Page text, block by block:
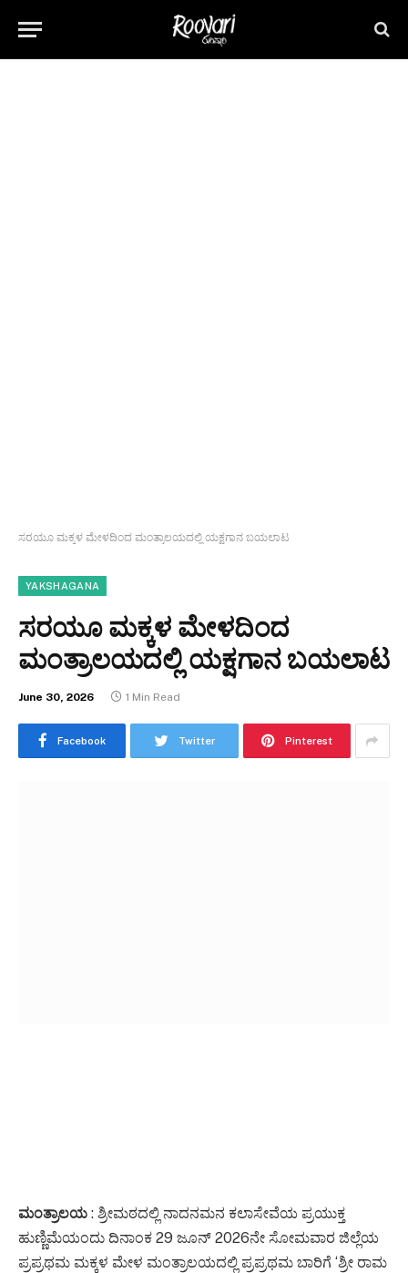
ಸರಯೂ ಮಕ್ಕಳ ಮೇಳದಿಂದ ಮಂತ್ರಾಲಯದಲ್ಲಿ ಯಕ್ಷಗಾನ ಬಯಲಾಟ
YAKSHAGANA
ಸರಯೂ ಮಕ್ಕಳ ಮೇಳದಿಂದ
ಮಂತ್ರಾಲಯದಲ್ಲಿ ಯಕ್ಷಗಾನ ಬಯಲಾಟ
June 30, 2026 1 Min Read
Facebook Twitter Pinterest
ಮಂತ್ರಾಲಯ : ಶ್ರೀಮಠದಲ್ಲಿ ನಾದನಮನ ಕಲಾಸೇವೆಯ ಪ್ರಯುಕ್ತ
ಹುಣ್ಣಿಮೆಯಂದು ದಿನಾಂಕ 29 ಜೂನ್ 2026ನೇ ಸೋಮವಾರ ಜಿಲ್ಲೆಯ
ಪ್ರಪ್ರಥಮ ಮಕ್ಕಳ ಮೇಳ ಮಂತ್ರಾಲಯದಲ್ಲಿ ಪ್ರಪ್ರಥಮ ಬಾರಿಗೆ ‘ಶ್ರೀ ರಾಮ